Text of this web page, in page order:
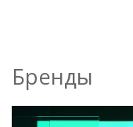
Бренды